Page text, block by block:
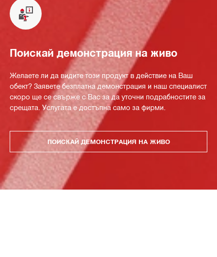
Поискай демонстрация на живо
Желаете ли да видите този продукт в действие на Ваш
обект? Заявете безплатна демонстрация и наш специалист
скоро ще се свърже с Вас за да уточни подрабностите за
срещата. Услугата е достъпна само за фирми.
ПОИСКАЙ ДЕМОНСТРАЦИЯ НА ЖИВО